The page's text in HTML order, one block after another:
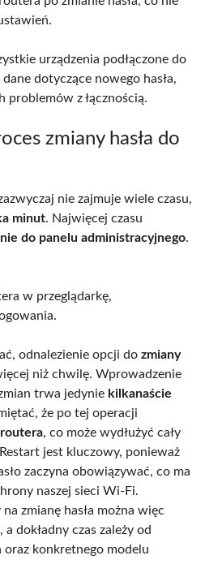
urządzenia podłączone do
dotyczące nowego hasła,
z łącznością.
zmiany hasła do
nie zajmuje wiele czasu,
minut. Najwięcej czasu
do panelu administracyjnego.
w przeglądarkę,
odnalezienie opcji do zmiany
niż chwilę. Wprowadzenie
trwa jedynie kilkanaście
że po tej operacji
, co może wydłużyć cały
jest kluczowy, ponieważ
zaczyna obowiązywać, co ma
naszej sieci Wi-Fi.
zmianę hasła można więc
, a dokładny czas zależy od
konkretnego modelu